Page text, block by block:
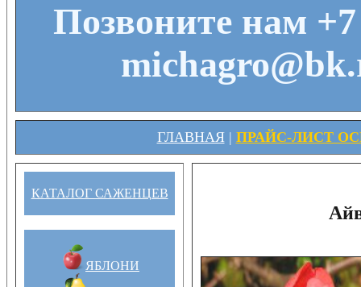
Позвоните нам
ГЛАВНАЯ| ПРАЙС-ЛИСТ
КАТАЛОГ САЖЕНЦЕВ
ЯБЛОНИ